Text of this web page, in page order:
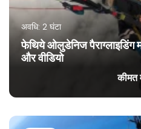
अवधि: 2 घंटा
फेथिये ओलुडेनिज पैराग्लाइडिंग
और वीडियो
कीमत